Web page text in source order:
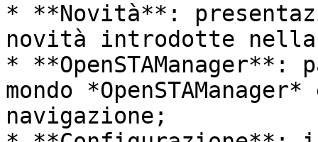
* **Novità**:
novità introdotte
*
mondo
navigazione;